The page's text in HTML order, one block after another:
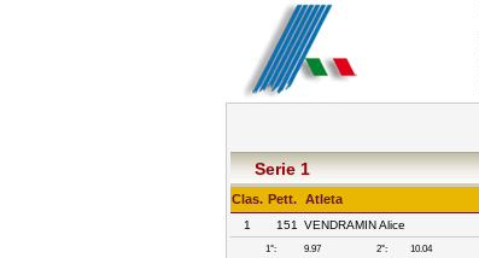
Serie 1
Clas. Pett. Atleta
1 151 VENDRAMIN Alice
1°: 9.97 2°: 10.04